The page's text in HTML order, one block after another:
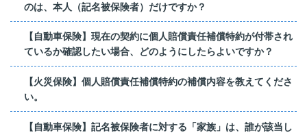
のは、本人（記名被保険者）だけですか？
【自動車保険】現在の契約に個人賠償責任補償特約が付帯され
ているか確認したい場合、どのようにしたらよいですか？
【火災保険】個人賠償責任補償特約の補償内容を教えてくださ
い。
【自動車保険】記名被保険者に対する「家族」は、誰が該当し